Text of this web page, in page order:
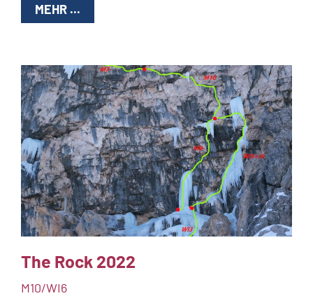
MEHR ...
The Rock 2022
M10/WI6